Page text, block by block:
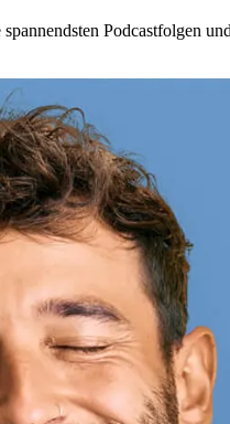
Podcastfolgen